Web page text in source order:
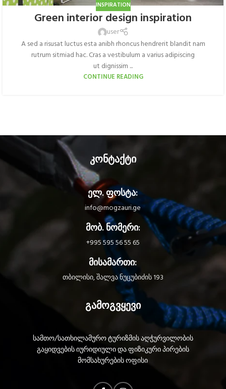
INSPIRATION
Green interior design inspiration
user
A sed a risusat luctus esta anibh rhoncus hendrerit blandit nam
rutrum sitmiad hac. Cras a vestibulum a varius adipiscing
ut dignissim ...
CONTINUE READING
კონტაქტი
ელ. ფოსტა:
info@mogzauri.ge
მობ. ნომერი:
+995 595 56 55 65
მისამართი:
თბილისი, შალვა ნუცუბიძის 193
გამოგვყევი
სამთო/სათხილამურო ტურიზმის აღჭურვილობის
გაყიდვების იურიდიული და ფიზიკური პირების
მომსახურების ოფისი